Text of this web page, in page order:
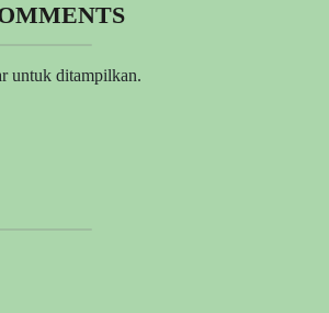
untuk ditampilkan.